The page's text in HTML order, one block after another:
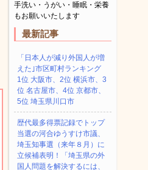
手洗い・うがい・睡眠・栄養
もお願いいたします
最新記事
「日本人が減り外国人が増
えた｣市区町村ランキング
1位 大阪市、2位 横浜市、3
位 名古屋市、4位 京都市、
5位 埼玉県川口市
歴代最多得票記録でトップ
当選の河合ゆうすけ市議、
埼玉知事選（来年８月）に
立候補表明！「埼玉県の外
国人問題を解決するには、